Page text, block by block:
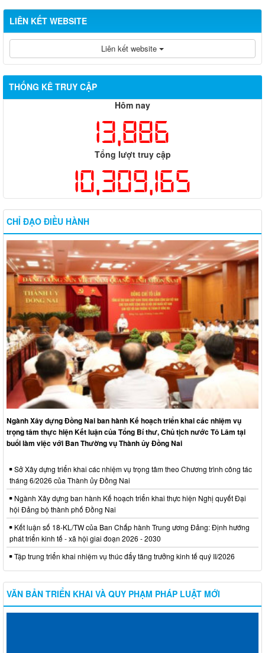
LIÊN KẾT WEBSITE
Liên kết website
THỐNG KÊ TRUY CẬP
Hôm nay
13,886
Tổng lượt truy cập
10,309,165
CHỈ ĐẠO ĐIỀU HÀNH
Ngành Xây dựng Đồng Nai ban hành Kế hoạch triển khai các nhiệm vụ
trọng tâm thực hiện Kết luận của Tổng Bí thư, Chủ tịch nước Tô Lâm tại
buổi làm việc với Ban Thường vụ Thành ủy Đồng Nai
Sở Xây dựng triển khai các nhiệm vụ trọng tâm theo Chương trình công tác
tháng 6/2026 của Thành ủy Đồng Nai
Ngành Xây dựng ban hành Kế hoạch triển khai thực hiện Nghị quyết Đại
hội Đảng bộ thành phố Đồng Nai
Kết luận số 18-KL/TW của Ban Chấp hành Trung ương Đảng: Định hướng
phát triển kinh tế - xã hội giai đoạn 2026 - 2030
Tập trung triển khai nhiệm vụ thúc đẩy tăng trưởng kinh tế quý II/2026
VĂN BẢN TRIỂN KHAI VÀ QUY PHẠM PHÁP LUẬT MỚI